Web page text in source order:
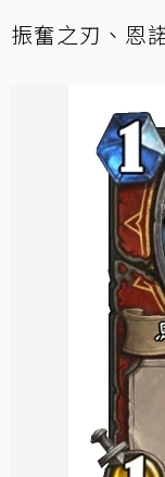
振奮之刃、恩